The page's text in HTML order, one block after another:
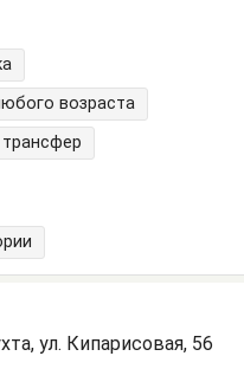
возраста
трансфер
ул. Кипарисовая, 56